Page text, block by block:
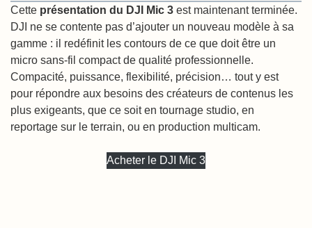
Cette présentation du DJI Mic 3 est maintenant terminée.
DJI ne se contente pas d’ajouter un nouveau modèle à sa
gamme : il redéfinit les contours de ce que doit être un
micro sans-fil compact de qualité professionnelle.
Compacité, puissance, flexibilité, précision… tout y est
pour répondre aux besoins des créateurs de contenus les
plus exigeants, que ce soit en tournage studio, en
reportage sur le terrain, ou en production multicam.
Acheter le DJI Mic 3